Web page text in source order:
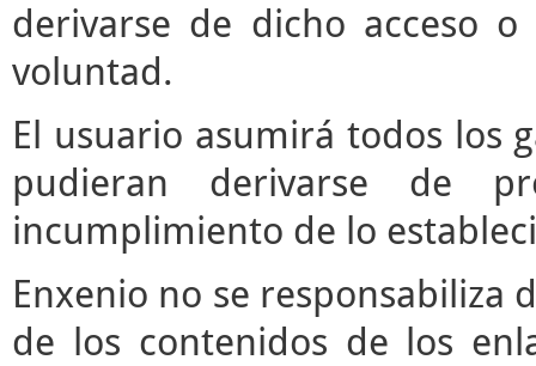
derivarse de dicho acceso
voluntad.
El usuario asumirá todos los
pudieran derivarse de
incumplimiento de lo
Enxenio no se responsabiliza
de los contenidos de los